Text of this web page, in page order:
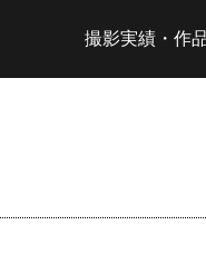
撮影実績・作